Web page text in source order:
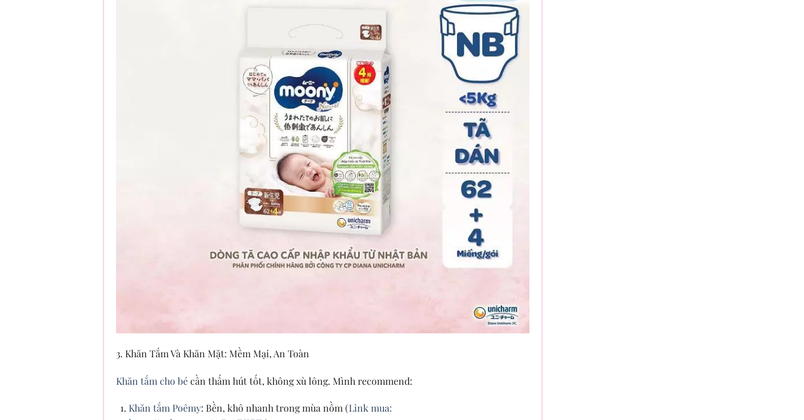
3. Khăn Tắm Và Khăn Mặt: Mềm Mại, An Toàn
Khăn tắm cho bécần thấm hút tốt, không xù lông. Mình recommend:
Khăn tắm Poêmy: Bền, khô nhanh trong mùa nồm (Link mua: